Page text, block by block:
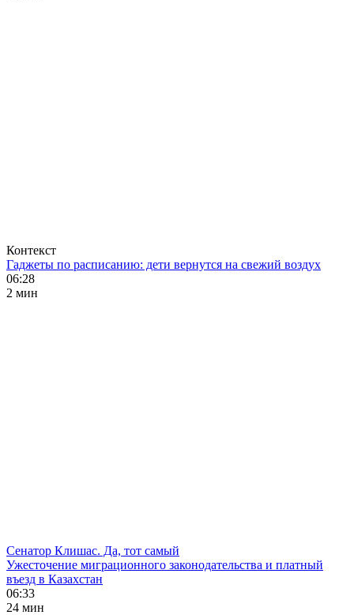
Контекст
Гаджеты по расписанию: дети вернутся на свежий воздух
06:28
2 мин
Сенатор Клишас. Да, тот самый
Ужесточение миграционного законодательства и платный
въезд в Казахстан
06:33
24 мин